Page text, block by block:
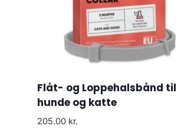
Flåt- og Loppehalsbånd til
hunde og katte
205.00 kr.